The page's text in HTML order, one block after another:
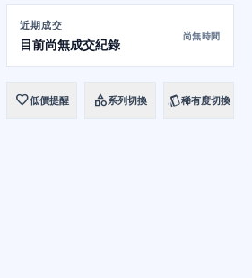
近期成交
目前尚無成交紀錄
尚無時間
favorite低價提醒 category系列切換 style稀有度切換